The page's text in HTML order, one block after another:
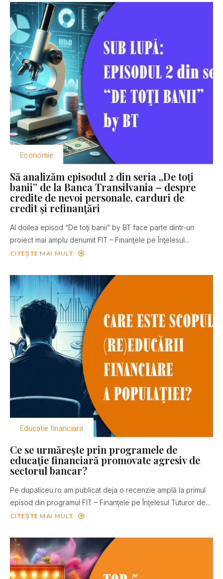
Economie
Să analizăm episodul 2 din seria „De toţi
banii” de la Banca Transilvania – despre
credite de nevoi personale, carduri de
credit şi refinanţări
Al doilea episod “De toţi banii” by BT face parte dintr-un
proiect mai amplu denumit FIT – Finanţele pe Înţelesul...
CITEȘTE MAI MULT
Educatie financiara
Ce se urmăreşte prin programele de
educaţie financiară promovate agresiv de
sectorul bancar?
Pe dupaliceu.ro am publicat deja o recenzie amplă la primul
episod din programul FIT – Finanţele pe Înţelesul Tuturor de...
CITEȘTE MAI MULT